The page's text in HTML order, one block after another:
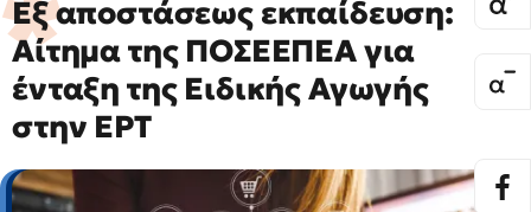
Εξ αποστάσεως εκπαίδευση:
Αίτημα της ΠΟΣΕΕΠΕΑ για
ένταξη της Ειδικής Αγωγής
στην ΕΡΤ